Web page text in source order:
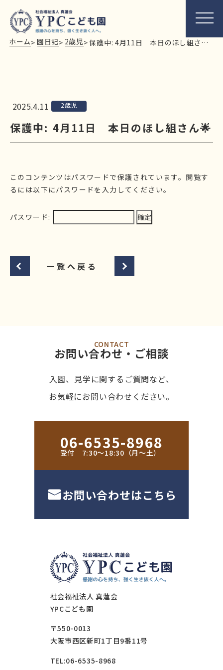
ホーム> 園日記> 2歳児> 保護中: 4月11日 本日のほし組さん🌟
2025.4.11 2歳児
保護中: 4月11日 本日のほし組さん🌟
このコンテンツはパスワードで保護されています。閲覧す
るには以下にパスワードを入力してください。
パスワード:
一覧へ戻る
CONTACT
お問い合わせ・ご相談
入園、見学に関するご質問など、
お気軽にお問い合わせください。
06-6535-8968
受付 7:30〜18:30（月〜土）
お問い合わせはこちら
社会福祉法人 真蓮会
YPCこども園
〒550-0013
大阪市西区新町1丁目9番11号
TEL:06-6535-8968